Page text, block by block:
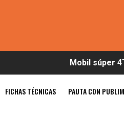
Mobil súper 4T
FICHAS TÉCNICAS PAUTA CON